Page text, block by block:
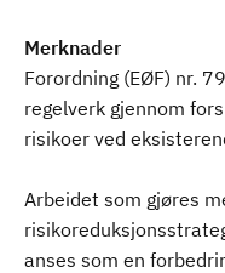
Merknader
Forordning (EØF) nr.
regelverk gjennom
risikoer ved
Arbeidet som gjøres
anses som en